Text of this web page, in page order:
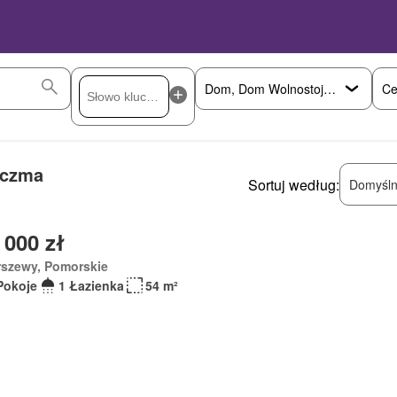
Sortuj według:
zł
Pomorskie
1 Łazienka 54 m²